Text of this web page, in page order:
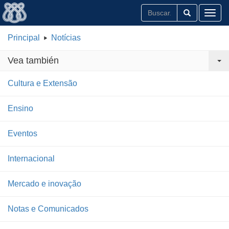
Principal Notícias
Vea también
Cultura e Extensão
Ensino
Eventos
Internacional
Mercado e inovação
Notas e Comunicados